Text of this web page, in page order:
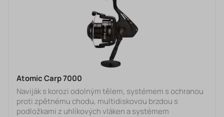
Atomic Carp 7000
Naviják s korozi odolným tělem, systémem s ochranou
proti zpětnému chodu, multidiskovou brzdou s
podložkami z uhlíkových vláken a systémem